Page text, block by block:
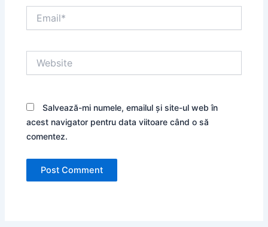
Salvează-mi numele, emailul și site-ul web în
acest navigator pentru data viitoare când o să
comentez.